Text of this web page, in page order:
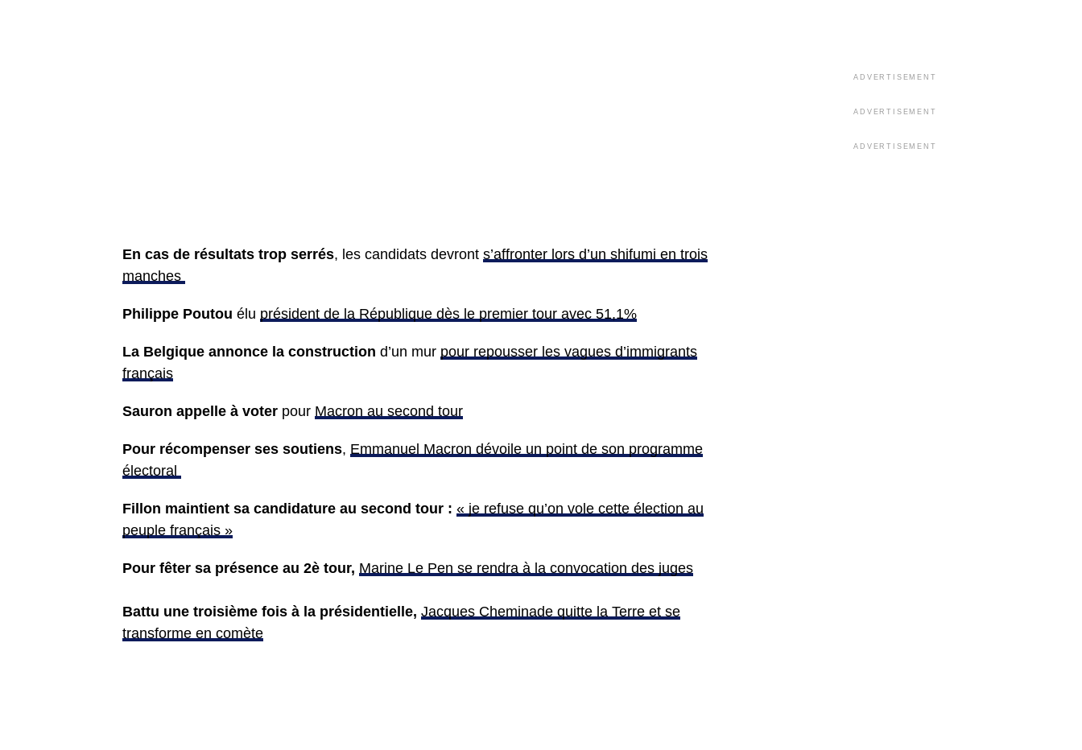
En cas de résultats trop serrés, les candidats devront s’affronter lors d’un shifumi en trois
manches
Philippe Poutou élu président de la République dès le premier tour avec 51,1%
La Belgique annonce la construction d’un mur pour repousser les vagues d’immigrants
français
Sauron appelle à voter pour Macron au second tour
Pour récompenser ses soutiens, Emmanuel Macron dévoile un point de son programme
électoral
Fillon maintient sa candidature au second tour : « je refuse qu’on vole cette élection au
peuple français »
Pour fêter sa présence au 2è tour, Marine Le Pen se rendra à la convocation des juges
Battu une troisième fois à la présidentielle, Jacques Cheminade quitte la Terre et se
transforme en comète
ADVERTISEMENT
ADVERTISEMENT
ADVERTISEMENT